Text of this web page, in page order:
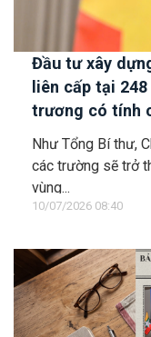
Đầu tư xây
liên cấp tại
trương có tính
sâu sắc
Như Tổng Bí thư,
các trường sẽ trở
vùng...
10/07/2026 08:40